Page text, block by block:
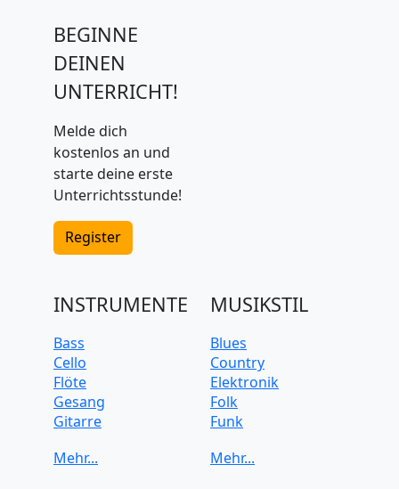
BEGINNE
DEINEN
UNTERRICHT!
Melde dich
kostenlos an und
starte deine erste
Unterrichtsstunde!
Register
INSTRUMENTE
Bass
Cello
Flöte
Gesang
Gitarre
Klarinette
MUSIKSTIL
Blues
Country
Elektronik
Folk
Funk
Klassik